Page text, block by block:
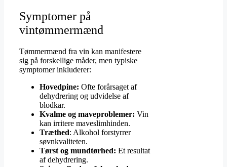
Symptomer på
vintømmermænd
Tømmermænd fra vin kan manifestere
sig på forskellige måder, men typiske
symptomer inkluderer:
Hovedpine: Ofte forårsaget af
dehydrering og udvidelse af
blodkar.
Kvalme og maveproblemer: Vin
kan irritere maveslimhinden.
Træthed: Alkohol forstyrrer
søvnkvaliteten.
Tørst og mundtørhed: Et resultat
af dehydrering.